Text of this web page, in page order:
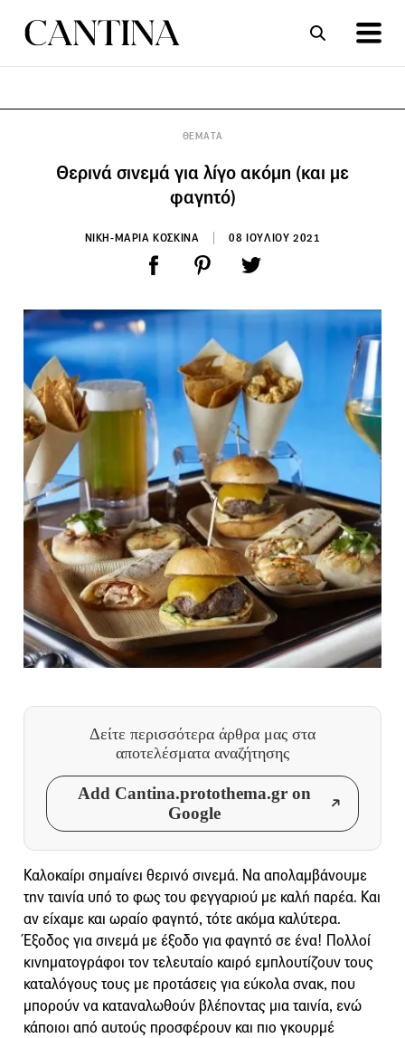
ΘΕΜΑΤΑ
Θερινά σινεμά για λίγο ακόμη (και με
φαγητό)
ΝΙΚΗ-ΜΑΡΙΑ ΚΟΣΚΙΝΑ 08 ΙΟΥΛΙΟΥ 2021
Δείτε περισσότερα άρθρα μας στα
αποτελέσματα αναζήτησης
Add Cantina.protothema.gr on
Google
Καλοκαίρι σημαίνει θερινό σινεμά. Να απολαμβάνουμε
την ταινία υπό το φως του φεγγαριού με καλή παρέα. Και
αν είχαμε και ωραίο φαγητό, τότε ακόμα καλύτερα.
Έξοδος για σινεμά με έξοδο για φαγητό σε ένα! Πολλοί
κινηματογράφοι τον τελευταίο καιρό εμπλουτίζουν τους
καταλόγους τους με προτάσεις για εύκολα σνακ, που
μπορούν να καταναλωθούν βλέποντας μια ταινία, ενώ
κάποιοι από αυτούς προσφέρουν και πιο γκουρμέ